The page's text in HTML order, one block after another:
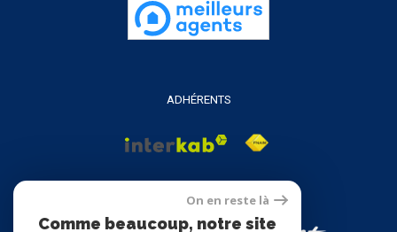
ADHÉRENTS
On en reste là
Comme beaucoup, notre site